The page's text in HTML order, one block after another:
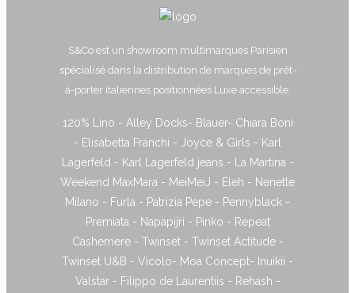
S&Co est un showroom multimarques Parisien
spécialisé dans la distribution de marques de prêt-
à-porter italiennes positionnées Luxe accessible.
120% Lino - Alley Docks- Blauer- Chiara Boni
- Elisabetta Franchi - Joyce & Girls - Karl
Lagerfeld - Karl Lagerfeld jeans - La Martina -
Weekend MaxMara - MeiMeiJ - Eleh - Nenette
Milano - Furla - Patrizia Pepe - Pennyblack -
Premiata - Napapijri - Pinko - Repeat
Cashemere - Twinset - Twinset Actitude -
Twinset U&B - Vicolo- Moa Concept- Inuikii -
Valstar - Filippo de Laurentiis - Rehash -